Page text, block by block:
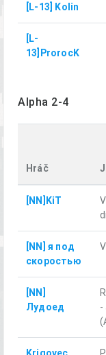
[L-13] Kolin
[L-
13]ProrocK
Alpha 2-4
Hráč
[NN]KiT
[NN] я под
скоростью
[NN]
Лудоед
-